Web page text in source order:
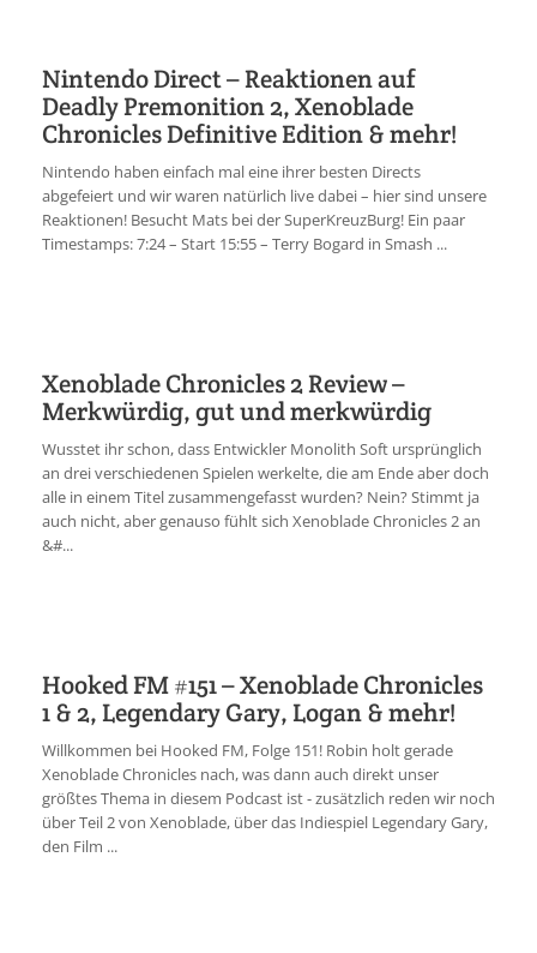
Nintendo Direct – Reaktionen auf
Deadly Premonition 2, Xenoblade
Chronicles Definitive Edition & mehr!
Nintendo haben einfach mal eine ihrer besten Directs
abgefeiert und wir waren natürlich live dabei – hier sind unsere
Reaktionen! Besucht Mats bei der SuperKreuzBurg! Ein paar
Timestamps: 7:24 – Start 15:55 – Terry Bogard in Smash ...
Xenoblade Chronicles 2 Review –
Merkwürdig, gut und merkwürdig
Wusstet ihr schon, dass Entwickler Monolith Soft ursprünglich
an drei verschiedenen Spielen werkelte, die am Ende aber doch
alle in einem Titel zusammengefasst wurden? Nein? Stimmt ja
auch nicht, aber genauso fühlt sich Xenoblade Chronicles 2 an
&#...
Hooked FM #151 – Xenoblade Chronicles
1 & 2, Legendary Gary, Logan & mehr!
Willkommen bei Hooked FM, Folge 151! Robin holt gerade
Xenoblade Chronicles nach, was dann auch direkt unser
größtes Thema in diesem Podcast ist - zusätzlich reden wir noch
über Teil 2 von Xenoblade, über das Indiespiel Legendary Gary,
den Film ...